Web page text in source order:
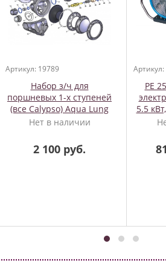
Артикул: 19789
Набор з/ч для
поршневых 1-х ступеней
(все Calypso) Aqua Lung
Нет в наличии
2 100 руб.
PE
5.5